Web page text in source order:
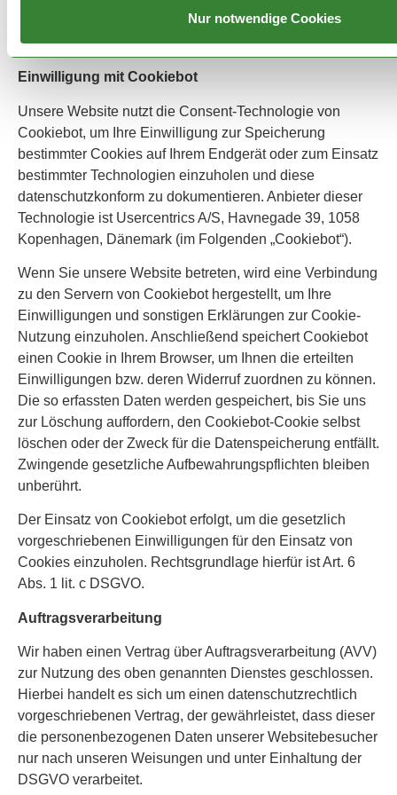
Nur notwendige Cookies
eingesetzt werden, können Sie dies dieser
Datenschutzerklärung entnehmen.
Einwilligung mit Cookiebot
Unsere Website nutzt die Consent-Technologie von
Cookiebot, um Ihre Einwilligung zur Speicherung
bestimmter Cookies auf Ihrem Endgerät oder zum Einsatz
bestimmter Technologien einzuholen und diese
datenschutzkonform zu dokumentieren. Anbieter dieser
Technologie ist Usercentrics A/S, Havnegade 39, 1058
Kopenhagen, Dänemark (im Folgenden „Cookiebot“).
Wenn Sie unsere Website betreten, wird eine Verbindung
zu den Servern von Cookiebot hergestellt, um Ihre
Einwilligungen und sonstigen Erklärungen zur Cookie-
Nutzung einzuholen. Anschließend speichert Cookiebot
einen Cookie in Ihrem Browser, um Ihnen die erteilten
Einwilligungen bzw. deren Widerruf zuordnen zu können.
Die so erfassten Daten werden gespeichert, bis Sie uns
zur Löschung auffordern, den Cookiebot-Cookie selbst
löschen oder der Zweck für die Datenspeicherung entfällt.
Zwingende gesetzliche Aufbewahrungspflichten bleiben
unberührt.
Der Einsatz von Cookiebot erfolgt, um die gesetzlich
vorgeschriebenen Einwilligungen für den Einsatz von
Cookies einzuholen. Rechtsgrundlage hierfür ist Art. 6
Abs. 1 lit. c DSGVO.
Auftragsverarbeitung
Wir haben einen Vertrag über Auftragsverarbeitung (AVV)
zur Nutzung des oben genannten Dienstes geschlossen.
Hierbei handelt es sich um einen datenschutzrechtlich
vorgeschriebenen Vertrag, der gewährleistet, dass dieser
die personenbezogenen Daten unserer Websitebesucher
nur nach unseren Weisungen und unter Einhaltung der
DSGVO verarbeitet.